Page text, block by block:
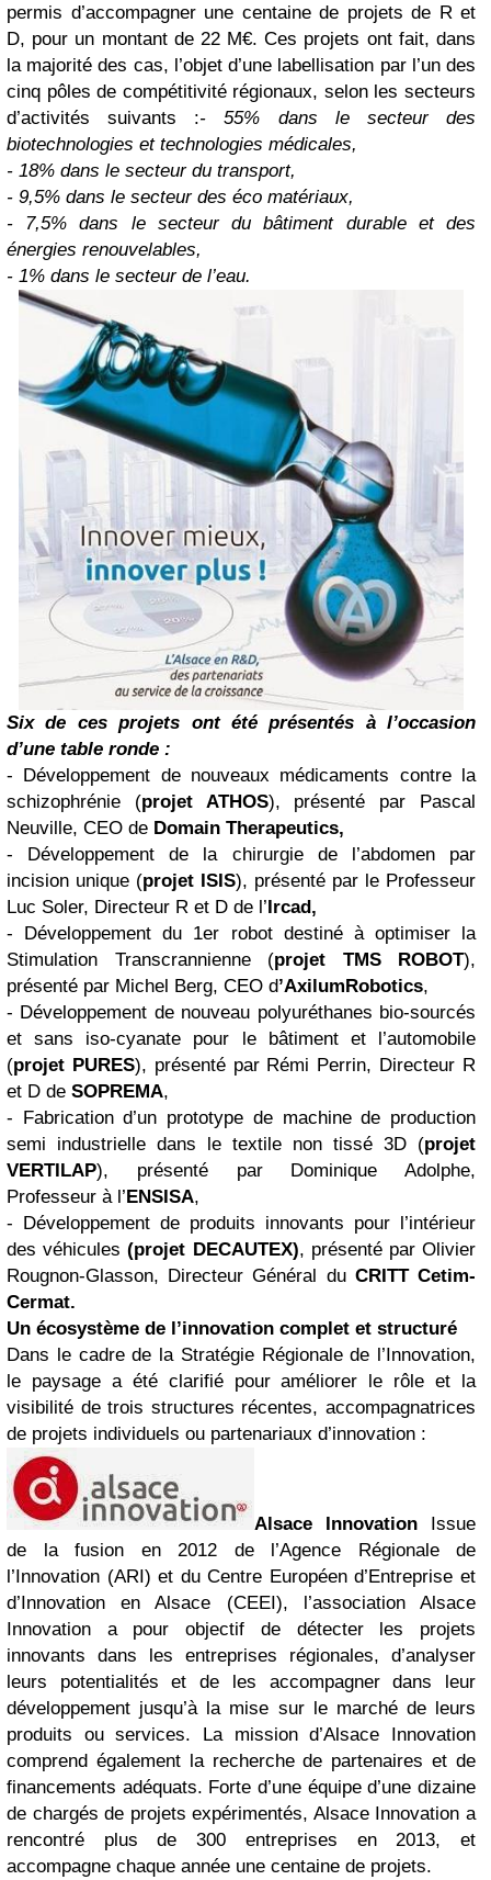
permis d’accompagner une centaine de projets de R et
D, pour un montant de 22 M€. Ces projets ont fait, dans
la majorité des cas, l’objet d’une labellisation par l’un des
cinq pôles de compétitivité régionaux, selon les secteurs
d’activités suivants :- 55% dans le secteur des
biotechnologies et technologies médicales,
- 18% dans le secteur du transport,
- 9,5% dans le secteur des éco matériaux,
- 7,5% dans le secteur du bâtiment durable et des
énergies renouvelables,
- 1% dans le secteur de l’eau.
Six de ces projets ont été présentés à l’occasion
d’une table ronde :
- Développement de nouveaux médicaments contre la
schizophrénie (projet ATHOS), présenté par Pascal
Neuville, CEO de Domain Therapeutics,
- Développement de la chirurgie de l’abdomen par
incision unique (projet ISIS), présenté par le Professeur
Luc Soler, Directeur R et D de l’ Ircad,
- Développement du 1er robot destiné à optimiser la
Stimulation Transcrannienne (projet TMSROBOT),
présenté par Michel Berg, CEO d’AxilumRobotics,
- Développement de nouveau polyuréthanes bio-sourcés
et sans iso-cyanate pour le bâtiment et l’automobile
(projet PURES), présenté par Rémi Perrin, Directeur R
et D de SOPREMA,
- Fabrication d’un prototype de machine de production
semi industrielle dans le textile non tissé 3D (projet
VERTILAP), présenté par Dominique Adolphe,
Professeur à l’ ENSISA,
- Développement de produits innovants pour l’intérieur
des véhicules(projet DECAUTEX), présenté par Olivier
Rougnon-Glasson, Directeur Général du CRITT Cetim-
Cermat.
Un écosystème de l’innovation complet et structuré
Dans le cadre de la Stratégie Régionale de l’Innovation,
le paysage a été clarifié pour améliorer le rôle et la
visibilité de trois structures récentes, accompagnatrices
de projets individuels ou partenariaux d’innovation :
Alsace Innovation Issue
de la fusion en 2012 de l’Agence Régionale de
l’Innovation (ARI) et du Centre Européen d’Entreprise et
d’Innovation en Alsace (CEEI), l’association Alsace
Innovation a pour objectif de détecter les projets
innovants dans les entreprises régionales, d’analyser
leurs potentialités et de les accompagner dans leur
développement jusqu’à la mise sur le marché de leurs
produits ou services. La mission d’Alsace Innovation
comprend également la recherche de partenaires et de
financements adéquats. Forte d’une équipe d’une dizaine
de chargés de projets expérimentés, Alsace Innovation a
rencontré plus de 300 entreprises en 2013, et
accompagne chaque année une centaine de projets.